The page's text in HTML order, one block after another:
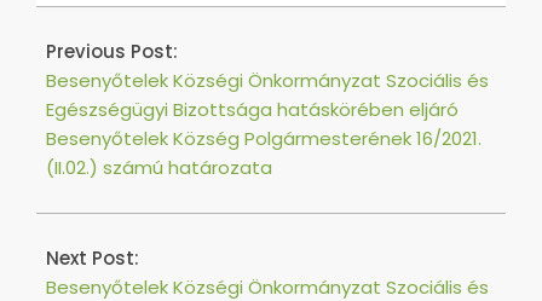
09
Previous Post:
Besenyőtelek Községi Önkormányzat Szociális és
Egészségügyi Bizottsága hatáskörében eljáró
Besenyőtelek Község Polgármesterének 16/2021.
(II.02.) számú határozata
Next Post:
Besenyőtelek Községi Önkormányzat Szociális és